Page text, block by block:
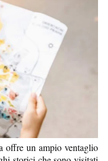
offre un ampio ventaglio